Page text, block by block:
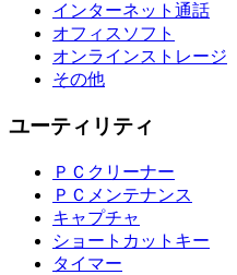
インターネット通話
オフィスソフト
オンラインストレージ
その他
ユーティリティ
ＰＣクリーナー
ＰＣメンテナンス
キャプチャ
ショートカットキー
タイマー